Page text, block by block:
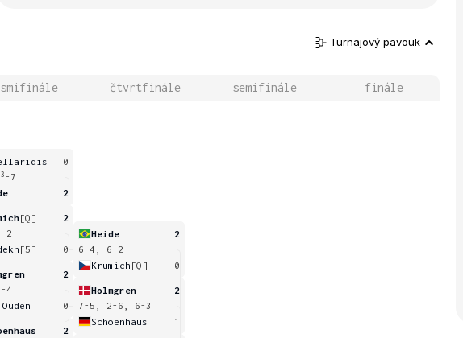
Turnajový pavouk
čtvrtfinále semifinále finále
0
3 -7
2
[Q]
2
2
[5] 0
2
4
0
2
Heide
2
6-4, 6-2
Krumich [Q] 0
Holmgren
2
7-5, 2-6, 6-3
Schoenhaus
1